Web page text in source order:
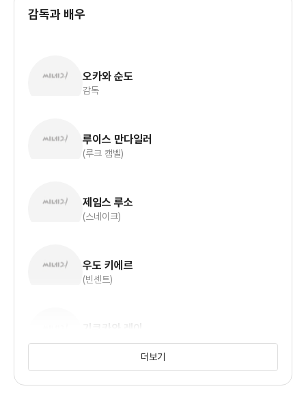
감독과 배우
오카와 순도
감독
루이스 만다일러
(루크 캠벨)
제임스 루소
(스네이크)
우도 키에르
(빈센트)
기쿠카와 레이
(리사 오자키)
더보기